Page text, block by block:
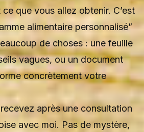
que vous allez obtenir. C’est
alimentaire personnalisé”
de choses : une feuille
vagues, ou un document
concrètement votre
après une consultation
avec moi. Pas de mystère,